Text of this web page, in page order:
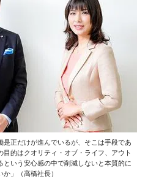
是正だけが進んでいるが、そこは手段であ
目的はクオリティ・オブ・ライフ、アウト
という安心感の中で削減しないと本質的に
」（高橋社長）